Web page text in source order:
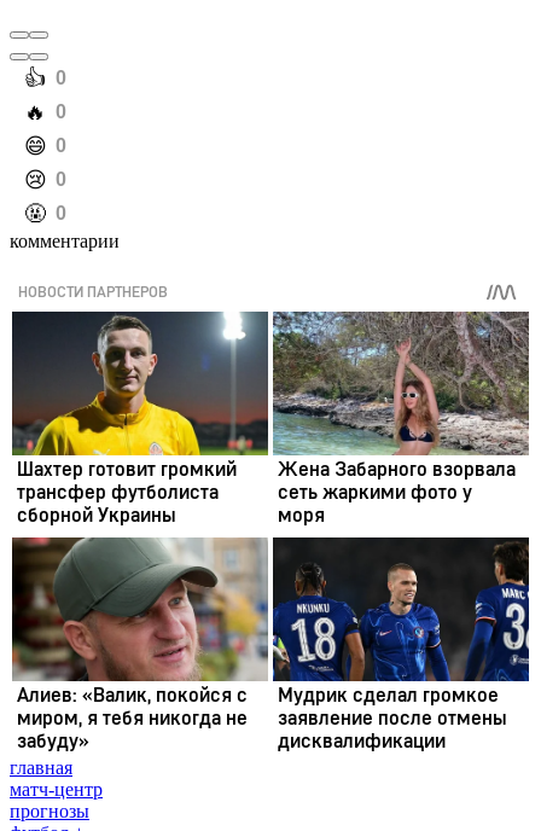
️👍 0
️🔥 0
️😄 0
️😢 0
️🤬 0
комментарии
главная
матч-центр
прогнозы